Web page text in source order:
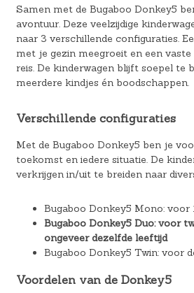
Samen met de Bugaboo Donkey5
avontuur. Deze veelzijdige
naar 3 verschillende configuraties.
met je gezin meegroeit en een
reis. De kinderwagen blijft soepel te
meerdere kindjes én boodschappen.
Verschillende configuraties
Met de Bugaboo Donkey5 ben je
toekomst en iedere situatie. De
verkrijgen in/uit te breiden naar
Bugaboo Donkey5 Mono: voor
Bugaboo Donkey5 Duo: voor
ongeveer dezelfde leeftijd
Bugaboo Donkey5 Twin: voor
Voordelen van de Donkey5